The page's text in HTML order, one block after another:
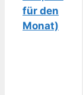
für den
Monat)